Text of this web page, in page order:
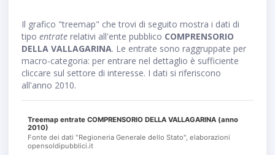
Il grafico "treemap" che trovi di seguito mostra i dati di
tipo entrate relativi all'ente pubblico COMPRENSORIO
DELLA VALLAGARINA. Le entrate sono raggruppate per
macro-categoria: per entrare nel dettaglio è sufficiente
cliccare sul settore di interesse. I dati si riferiscono
all'anno 2010.
Treemap entrate COMPRENSORIO DELLA VALLAGARINA (anno
2010)
Fonte dei dati "Regioneria Generale dello Stato", elaborazioni
opensoldipubblici.it